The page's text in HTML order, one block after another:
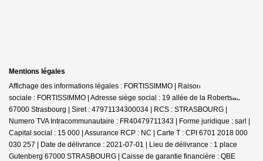
Mentions légales
Affichage des informations légales : FORTISSIMMO | Raison
sociale : FORTISSIMMO | Adresse siège social : 19 allée de la Robertsau -
67000 Strasbourg | Siret : 47971134300034 | RCS : STRASBOURG |
Numero TVA Intracommunautaire : FR40479711343 | Forme juridique : sarl |
Capital social : 15 000 | Assurance RCP : NC | Carte T : CPI 6701 2018 000
030 257 | Date de délivrance : 2021-07-01 | Lieu de délivrance : 1 place
Gutenberg 67000 STRASBOURG | Caisse de garantie financière : QBE